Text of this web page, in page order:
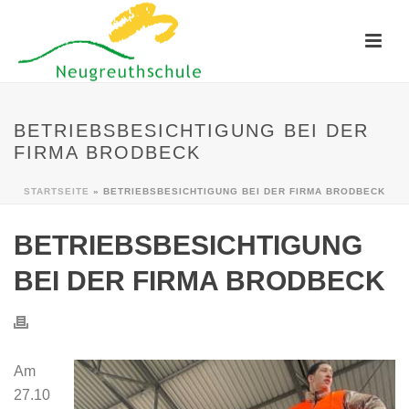
BETRIEBSBESICHTIGUNG BEI DER
FIRMA BRODBECK
STARTSEITE » BETRIEBSBESICHTIGUNG BEI DER FIRMA BRODBECK
BETRIEBSBESICHTIGUNG
BEI DER FIRMA BRODBECK
Am
27.10